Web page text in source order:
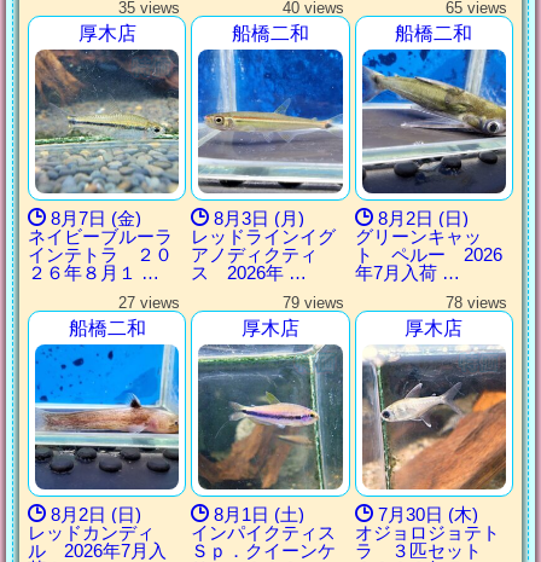
35 views
厚木店
8月7日 (金)
ネイビーブルーラ
インテトラ ２０
２６年８月１ …
40 views
船橋二和
8月3日 (月)
レッドラインイグ
アノディクティ
ス 2026年 …
65 views
船橋二和
8月2日 (日)
グリーンキャッ
ト ペルー 2026
年7月入荷 …
27 views
船橋二和
8月2日 (日)
レッドカンディ
ル 2026年7月入
79 views
厚木店
8月1日 (土)
インパイクティス
Ｓｐ．クイーンケ
78 views
厚木店
7月30日 (木)
オジョロジョテト
ラ ３匹セット